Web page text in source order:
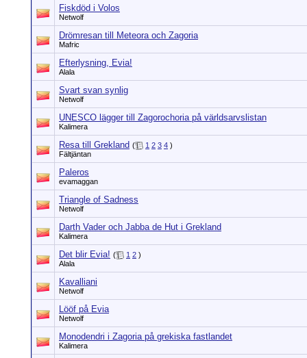
Fiskdöd i Volos
Netwolf
Drömresan till Meteora och Zagoria
Mafric
Efterlysning, Evia!
Alala
Svart svan synlig
Netwolf
UNESCO lägger till Zagorochoria på världsarvslistan
Kalimera
Resa till Grekland ( 1 2 3 4 )
Fältjäntan
Paleros
evamaggan
Triangle of Sadness
Netwolf
Darth Vader och Jabba de Hut i Grekland
Kalimera
Det blir Evia! ( 1 2 )
Alala
Kavalliani
Netwolf
Lööf på Evia
Netwolf
Monodendri i Zagoria på grekiska fastlandet
Kalimera